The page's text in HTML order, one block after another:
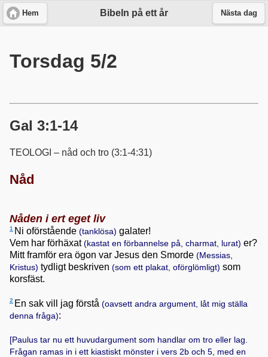
Hem Bibeln på ett år Nästa dag
Torsdag 5/2
Gal 3:1-14
TEOLOGI – nåd och tro (3:1-4:31)
Nåd
Nåden i ert eget liv
1 Ni oförstående (tanklösa) galater!
Vem har förhäxat (kastat en förbannelse på, charmat, lurat) er?
Mitt framför era ögon var Jesus den Smorde (Messias,
Kristus) tydligt beskriven (som ett plakat, oförglömligt) som
korsfäst.
2 En sak vill jag förstå (oavsett andra argument, låt mig ställa
denna fråga):
[Paulus tar nu ett huvudargument som handlar om tro eller lag.
Frågan ramas in i ett kiastiskt mönster i vers 2b och 5, med en